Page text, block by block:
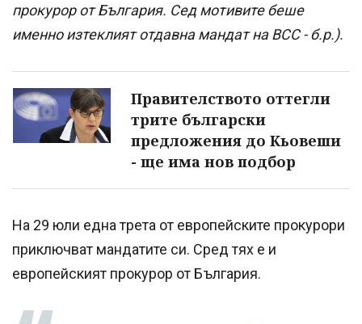
прокурор от България. Сед мотивите беше
именно изтеклият отдавна мандат на ВСС - б.р.).
Правителството оттегли
трите български
предложения до Кьовеши
- ще има нов подбор
На 29 юли една трета от европейските прокурори
приключват мандатите си. Сред тях е и
европейският прокурор от България.